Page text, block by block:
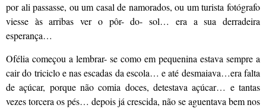
por ali passasse, ou um casal de namorados, ou um turista fotógrafo
viesse às arribas ver o pôr- do- sol… era a sua derradeira
esperança…
Ofélia começou a lembrar- se como em pequenina estava sempre a
cair do triciclo e nas escadas da escola… e até desmaiava…era falta
de açúcar, porque não comia doces, detestava açúcar… e tantas
vezes torcera os pés… depois já crescida, não se aguentava bem nos